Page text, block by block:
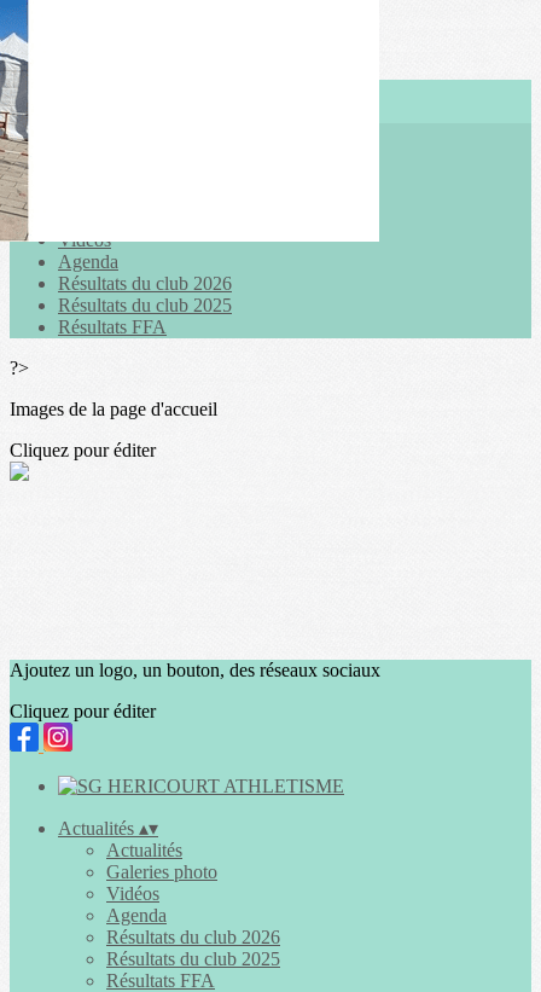
Exporter les lignes sélectionnées
Menu
<
>
Vidéos
Agenda
Résultats du club 2026
Résultats du club 2025
Résultats FFA
?>
Images de la page d'accueil
Cliquez pour éditer
Ajoutez un logo, un bouton, des réseaux sociaux
Cliquez pour éditer
Actualités ▴▾
Actualités
Galeries photo
Vidéos
Agenda
Résultats du club 2026
Résultats du club 2025
Résultats FFA